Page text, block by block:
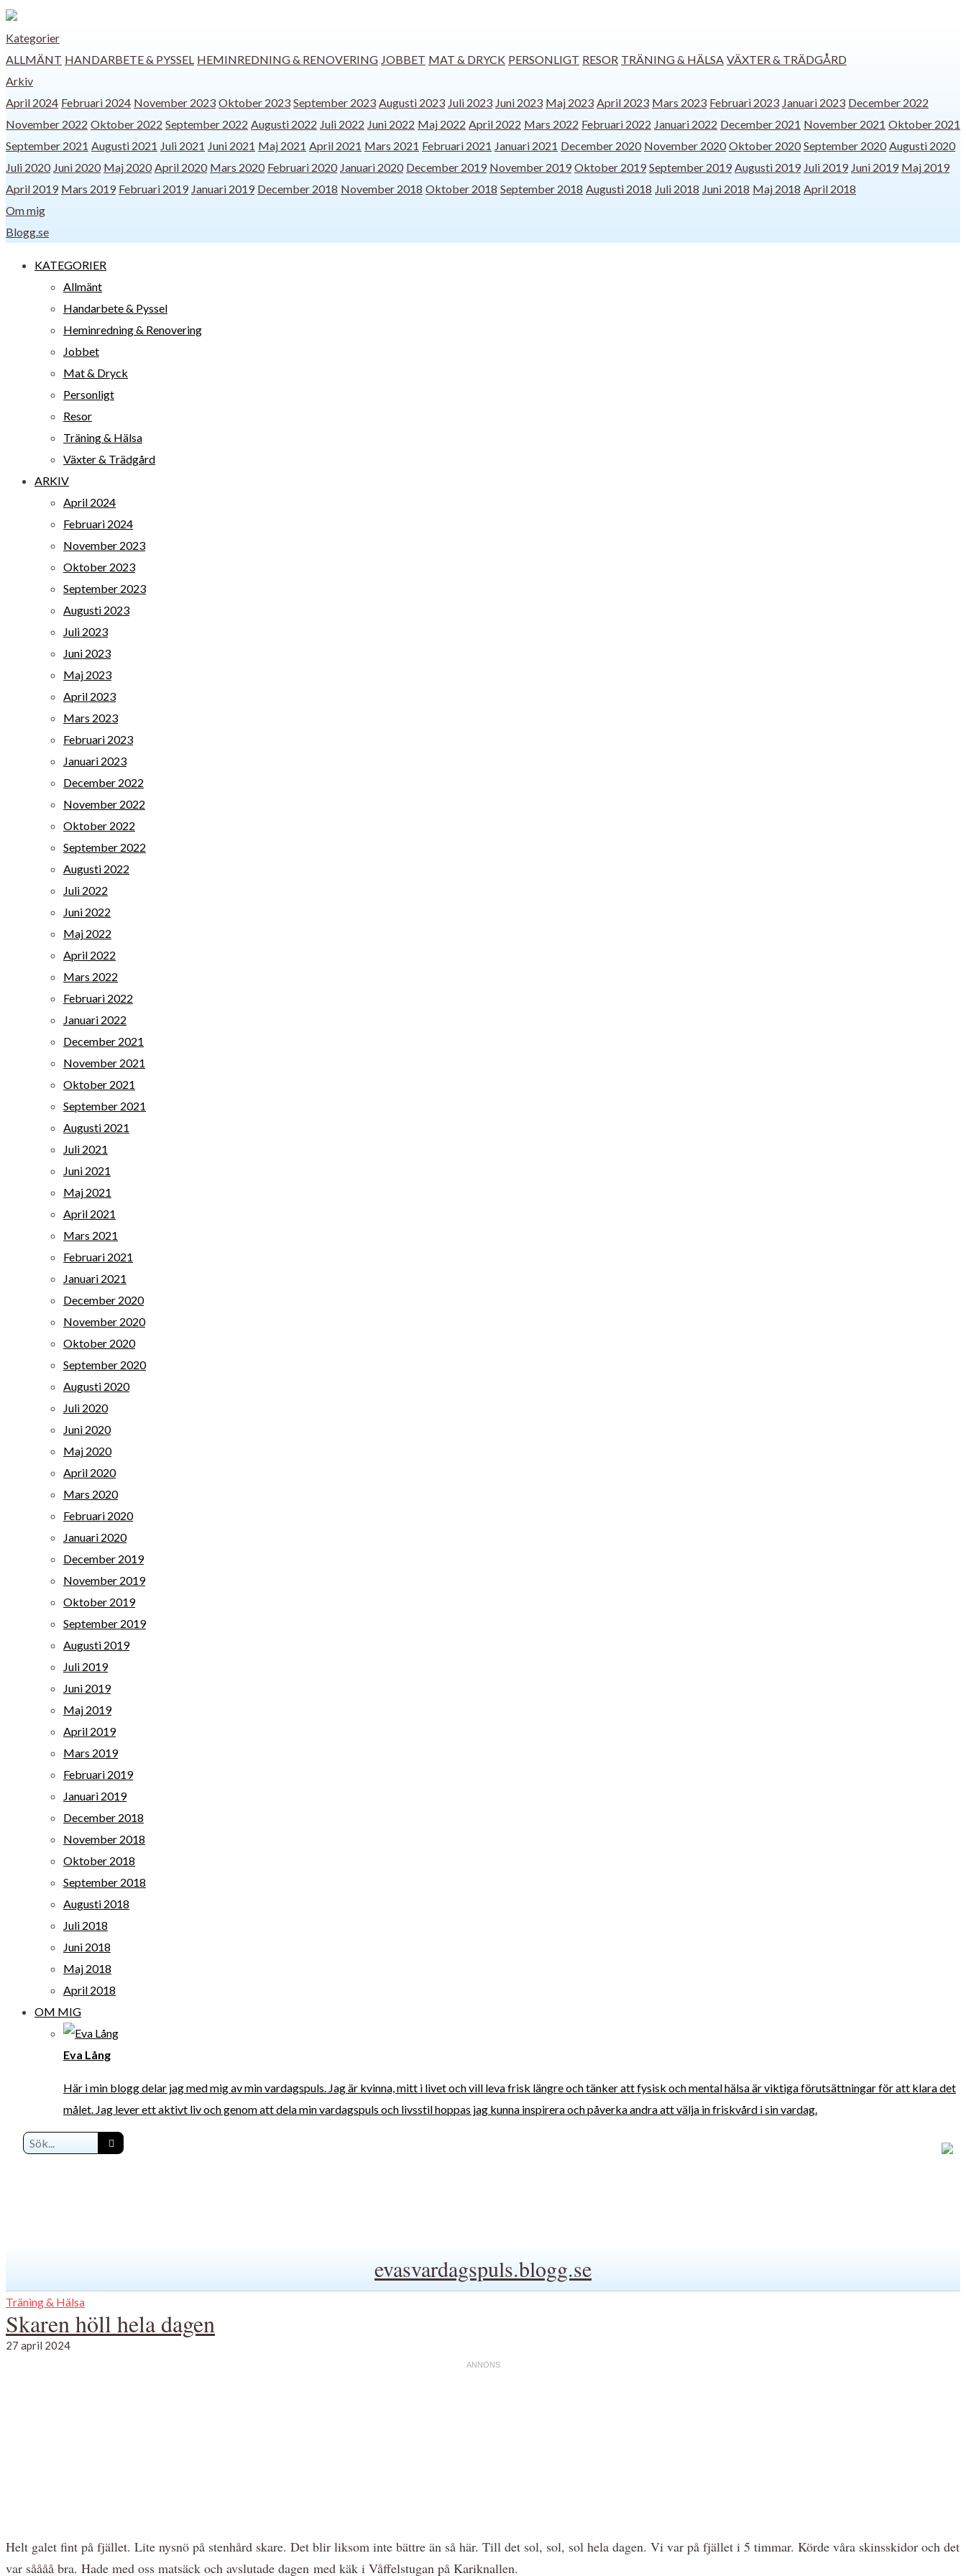
Kategorier
ALLMÄNT HANDARBETE & PYSSEL HEMINREDNING & RENOVERING JOBBET MAT & DRYCK PERSONLIGT RESOR TRÄNING & HÄLSA VÄXTER & TRÄDGÅRD
Arkiv
April 2024 Februari 2024 November 2023 Oktober 2023 September 2023 Augusti 2023 Juli 2023 Juni 2023 Maj 2023 April 2023 Mars 2023 Februari 2023 Januari 2023 December 2022
November 2022 Oktober 2022 September 2022 Augusti 2022 Juli 2022 Juni 2022 Maj 2022 April 2022 Mars 2022 Februari 2022 Januari 2022 December 2021 November 2021 Oktober 2021
September 2021 Augusti 2021 Juli 2021 Juni 2021 Maj 2021 April 2021 Mars 2021 Februari 2021 Januari 2021 December 2020 November 2020 Oktober 2020 September 2020 Augusti 2020
Juli 2020 Juni 2020 Maj 2020 April 2020 Mars 2020 Februari 2020 Januari 2020 December 2019 November 2019 Oktober 2019 September 2019 Augusti 2019 Juli 2019 Juni 2019 Maj 2019
April 2019 Mars 2019 Februari 2019 Januari 2019 December 2018 November 2018 Oktober 2018 September 2018 Augusti 2018 Juli 2018 Juni 2018 Maj 2018 April 2018
Om mig
Blogg.se
KATEGORIER
Allmänt
Handarbete & Pyssel
Heminredning & Renovering
Jobbet
Mat & Dryck
Personligt
Resor
Träning & Hälsa
Växter & Trädgård
ARKIV
April 2024
Februari 2024
November 2023
Oktober 2023
September 2023
Augusti 2023
Juli 2023
Juni 2023
Maj 2023
April 2023
Mars 2023
Februari 2023
Januari 2023
December 2022
November 2022
Oktober 2022
September 2022
Augusti 2022
Juli 2022
Juni 2022
Maj 2022
April 2022
Mars 2022
Februari 2022
Januari 2022
December 2021
November 2021
Oktober 2021
September 2021
Augusti 2021
Juli 2021
Juni 2021
Maj 2021
April 2021
Mars 2021
Februari 2021
Januari 2021
December 2020
November 2020
Oktober 2020
September 2020
Augusti 2020
Juli 2020
Juni 2020
Maj 2020
April 2020
Mars 2020
Februari 2020
Januari 2020
December 2019
November 2019
Oktober 2019
September 2019
Augusti 2019
Juli 2019
Juni 2019
Maj 2019
April 2019
Mars 2019
Februari 2019
Januari 2019
December 2018
November 2018
Oktober 2018
September 2018
Augusti 2018
Juli 2018
Juni 2018
Maj 2018
April 2018
OM MIG
Eva Lång
Här i min blogg delar jag med mig av min vardagspuls. Jag är kvinna, mitt i livet och vill leva frisk längre och tänker att fysisk och mental hälsa är viktiga förutsättningar för att klara det
målet. Jag lever ett aktivt liv och genom att dela min vardagspuls och livsstil hoppas jag kunna inspirera och påverka andra att välja in friskvård i sin vardag.
evasvardagspuls.blogg.se
Träning & Hälsa
Skaren höll hela dagen
27 april 2024
Helt galet fint på fjället. Lite nysnö på stenhård skare. Det blir liksom inte bättre än så här. Till det sol, sol, sol hela dagen. Vi var på fjället i 5 timmar. Körde våra skinsskidor och det
var såååå bra. Hade med oss matsäck och avslutade dagen med käk i Våffelstugan på Kariknallen.